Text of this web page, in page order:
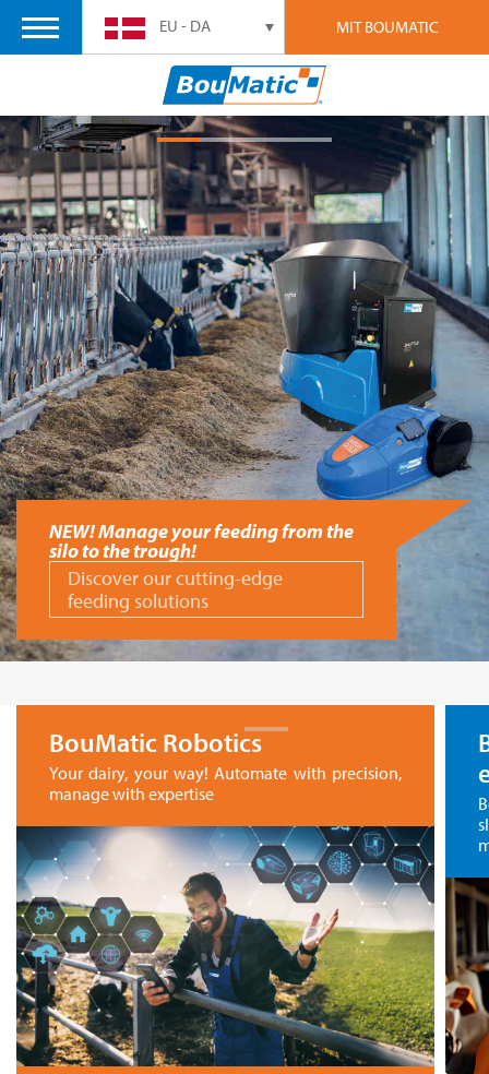
MIT BOUMATIC
EU - DA
BouMatic Robotics
Your dairy, your way! Automate with precision,
manage with expertise